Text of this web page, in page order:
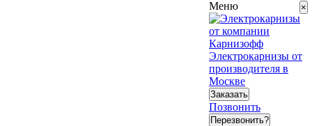
Меню
Электрокарнизы от
производителя в
Москве
Заказать
Позвонить
Перезвонить?
×